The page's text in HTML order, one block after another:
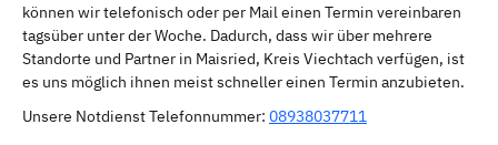
können wir telefonisch oder per Mail einen Termin vereinbaren
tagsüber unter der Woche. Dadurch, dass wir über mehrere
Standorte und Partner in Maisried, Kreis Viechtach verfügen, ist
es uns möglich ihnen meist schneller einen Termin anzubieten.
Unsere Notdienst Telefonnummer: 08938037711